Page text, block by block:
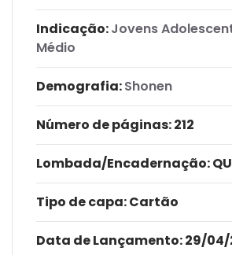
Indicação:Jovens
Médio
Demografia:Shonen
Número de páginas: 212
Lombada/Encadernação:
Tipo de capa:Cartão
Data de Lançamento:29/04/